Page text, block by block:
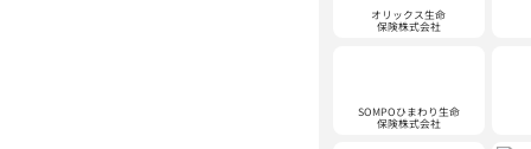
オリックス生命
保険株式会社
SOMPOひまわり生命
保険株式会社